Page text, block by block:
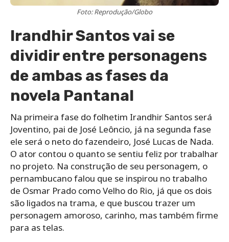
Foto: Reprodução/Globo
Irandhir Santos vai se
dividir entre personagens
de ambas as fases da
novela Pantanal
Na primeira fase do folhetim Irandhir Santos será
Joventino, pai de José Leôncio, já na segunda fase
ele será o neto do fazendeiro, José Lucas de Nada.
O ator contou o quanto se sentiu feliz por trabalhar
no projeto. Na construção de seu personagem, o
pernambucano falou que se inspirou no trabalho
de Osmar Prado como Velho do Rio, já que os dois
são ligados na trama, e que buscou trazer um
personagem amoroso, carinho, mas também firme
para as telas.